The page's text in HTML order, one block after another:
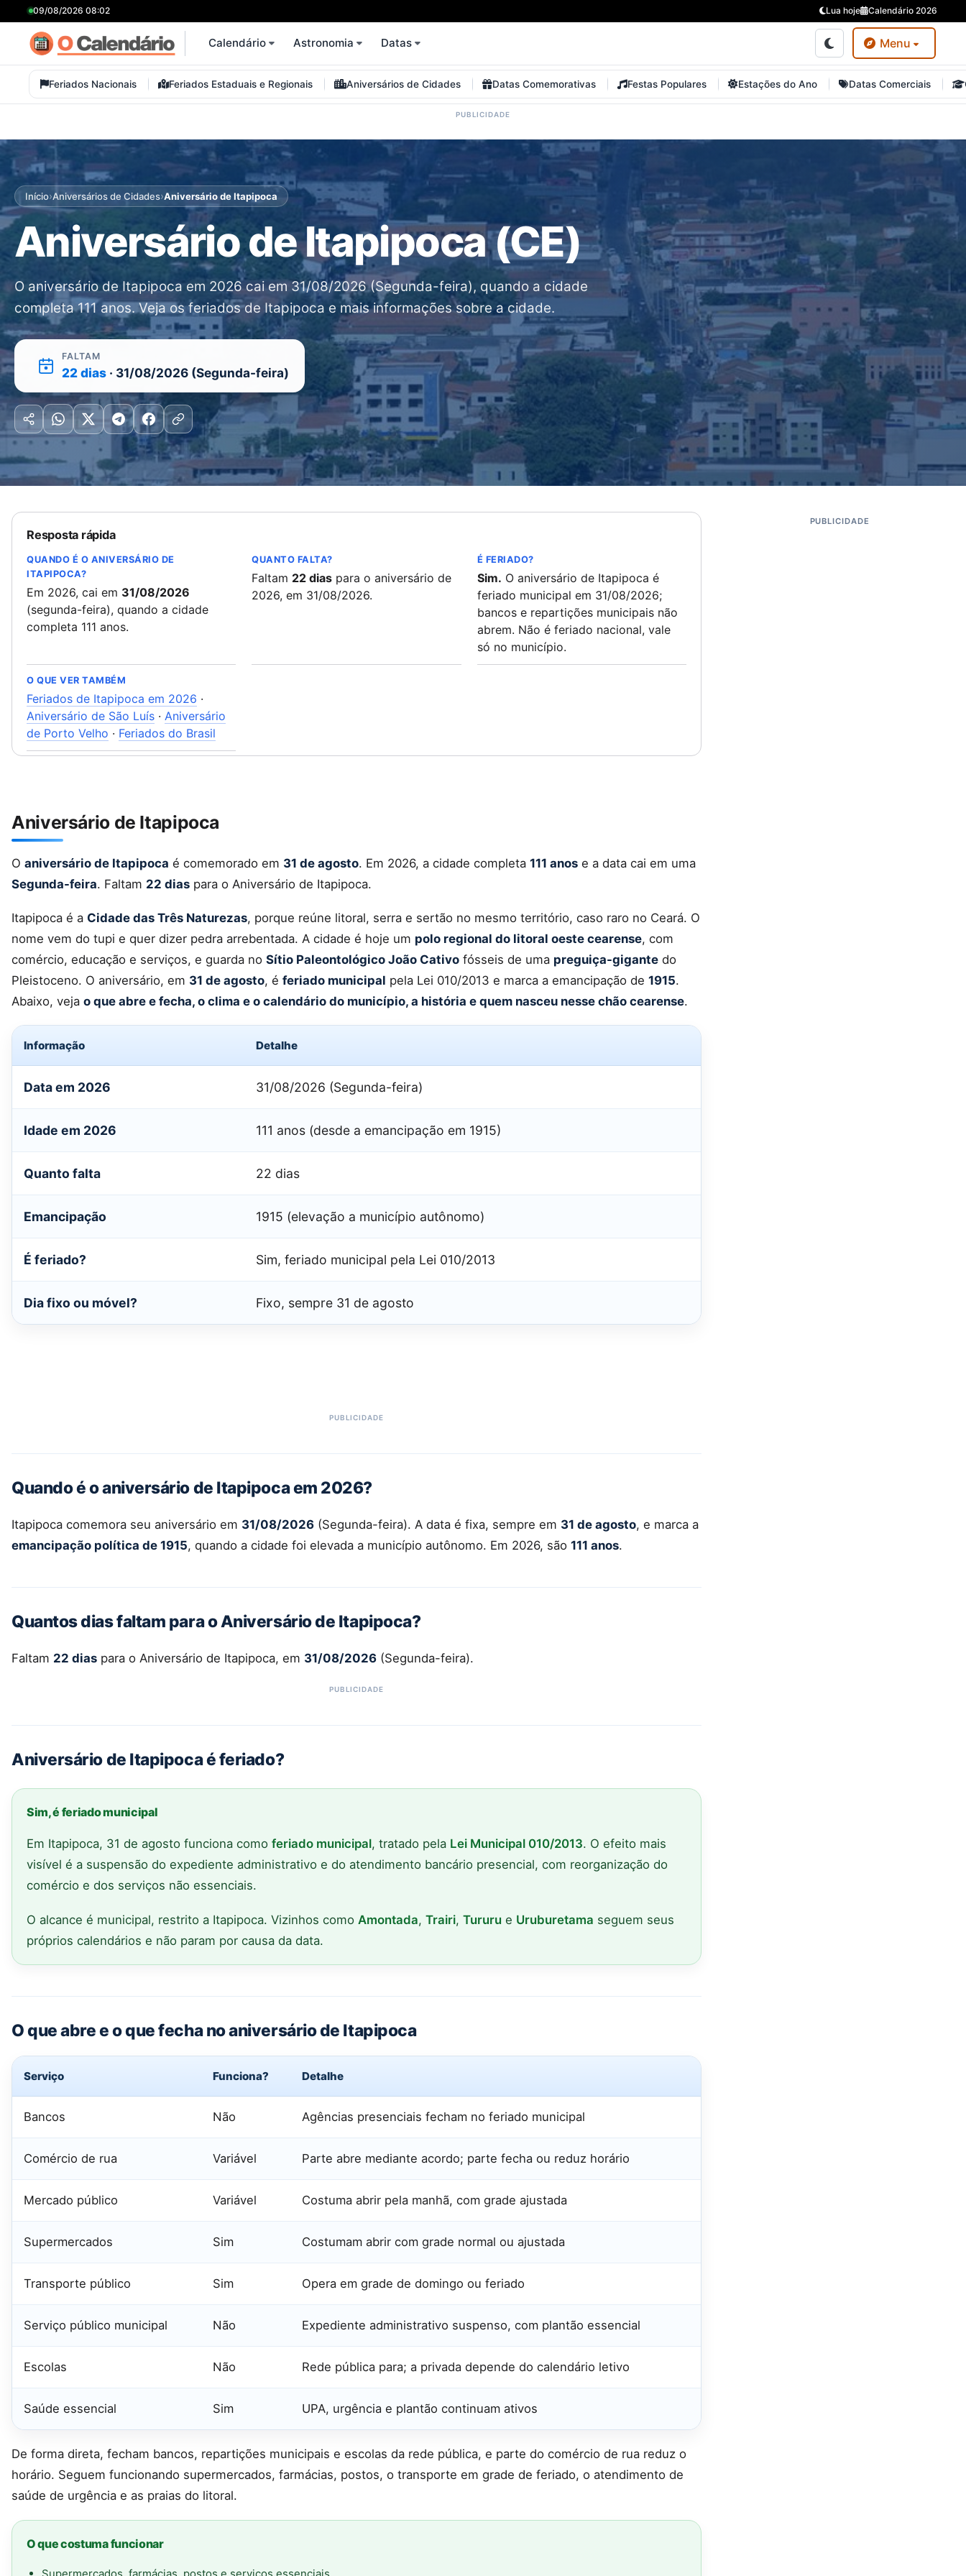
09/08/2026 08:02 Lua hoje Calendário 2026
Calendário Astronomia Datas Menu
Feriados Nacionais Feriados Estaduais e Regionais Aniversários de Cidades Datas Comemorativas Festas Populares Estações do Ano Datas Comerciais
Início›Aniversários de Cidades›Aniversário de Itapipoca
Aniversário de Itapipoca (CE)
O aniversário de Itapipoca em 2026 cai em 31/08/2026 (Segunda-feira), quando a cidade
completa 111 anos. Veja os feriados de Itapipoca e mais informações sobre a cidade.
FALTAM
22 dias · 31/08/2026 (Segunda-feira)
Resposta rápida
QUANDO É O ANIVERSÁRIO DE
ITAPIPOCA?
Em 2026, cai em 31/08/2026
(segunda-feira), quando a cidade
completa 111 anos.
QUANTO FALTA?
Faltam 22 dias para o aniversário de
2026, em 31/08/2026.
É FERIADO?
Sim. O aniversário de Itapipoca é
feriado municipal em 31/08/2026;
bancos e repartições municipais não
abrem. Não é feriado nacional, vale
só no município.
O QUE VER TAMBÉM
Feriados de Itapipoca em 2026 ·
Aniversário de São Luís · Aniversário
de Porto Velho · Feriados do Brasil
Aniversário de Itapipoca
O aniversário de Itapipoca é comemorado em 31 de agosto. Em 2026, a cidade completa 111 anos e a data cai em uma
Segunda-feira. Faltam 22 dias para o Aniversário de Itapipoca.
Itapipoca é a Cidade das Três Naturezas, porque reúne litoral, serra e sertão no mesmo território, caso raro no Ceará. O
nome vem do tupi e quer dizer pedra arrebentada. A cidade é hoje um polo regional do litoral oeste cearense, com
comércio, educação e serviços, e guarda no Sítio Paleontológico João Cativo fósseis de uma preguiça-gigante do
Pleistoceno. O aniversário, em 31 de agosto, é feriado municipal pela Lei 010/2013 e marca a emancipação de 1915.
Abaixo, veja o que abre e fecha, o clima e o calendário do município, a história e quem nasceu nesse chão cearense.
Informação Detalhe
Data em 2026 31/08/2026 (Segunda-feira)
Idade em 2026 111 anos (desde a emancipação em 1915)
Quanto falta 22 dias
Emancipação 1915 (elevação a município autônomo)
É feriado? Sim, feriado municipal pela Lei 010/2013
Dia fixo ou móvel? Fixo, sempre 31 de agosto
Quando é o aniversário de Itapipoca em 2026?
Itapipoca comemora seu aniversário em 31/08/2026 (Segunda-feira). A data é fixa, sempre em 31 de agosto, e marca a
emancipação política de 1915, quando a cidade foi elevada a município autônomo. Em 2026, são 111 anos.
Quantos dias faltam para o Aniversário de Itapipoca?
Faltam 22 dias para o Aniversário de Itapipoca, em 31/08/2026 (Segunda-feira).
Aniversário de Itapipoca é feriado?
Sim, é feriado municipal
Em Itapipoca, 31 de agosto funciona como feriado municipal, tratado pela Lei Municipal 010/2013. O efeito mais
visível é a suspensão do expediente administrativo e do atendimento bancário presencial, com reorganização do
comércio e dos serviços não essenciais.
O alcance é municipal, restrito a Itapipoca. Vizinhos como Amontada, Trairi, Tururu e Uruburetama seguem seus
próprios calendários e não param por causa da data.
O que abre e o que fecha no aniversário de Itapipoca
Serviço Funciona? Detalhe
Bancos Não Agências presenciais fecham no feriado municipal
Comércio de rua Variável Parte abre mediante acordo; parte fecha ou reduz horário
Mercado público Variável Costuma abrir pela manhã, com grade ajustada
Supermercados Sim Costumam abrir com grade normal ou ajustada
Transporte público Sim Opera em grade de domingo ou feriado
Serviço público municipal Não Expediente administrativo suspenso, com plantão essencial
Escolas Não Rede pública para; a privada depende do calendário letivo
Saúde essencial Sim UPA, urgência e plantão continuam ativos
De forma direta, fecham bancos, repartições municipais e escolas da rede pública, e parte do comércio de rua reduz o
horário. Seguem funcionando supermercados, farmácias, postos, o transporte em grade de feriado, o atendimento de
saúde de urgência e as praias do litoral.
O que costuma funcionar
PUBLICIDADE